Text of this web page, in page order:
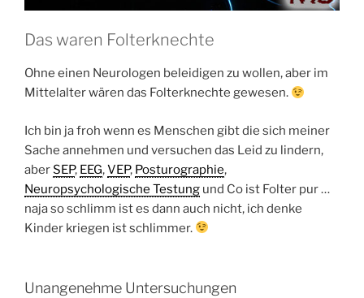
Das waren Folterknechte
Ohne einen Neurologen beleidigen zu wollen, aber im
Mittelalter wären das Folterknechte gewesen.
Ich bin ja froh wenn es Menschen gibt die sich meiner
Sache annehmen und versuchen das Leid zu lindern,
aberSEP, EEG,VEP, Posturographie,
Neuropsychologische Testung und Co ist Folter pur …
naja so schlimm ist es dann auch nicht, ich denke
Kinder kriegen ist schlimmer.
Unangenehme Untersuchungen